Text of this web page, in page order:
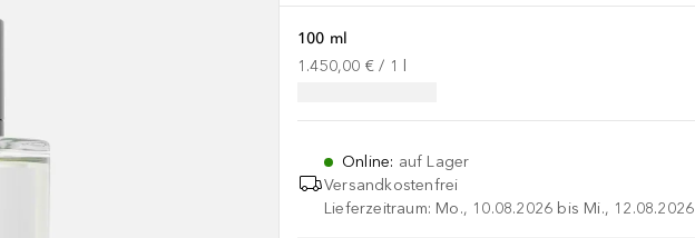
100 ml
1.450,00 € / 1
Online: auf Lager
Versandkostenfrei
Lieferzeitraum: Mo., 10.08.2026 bis Mi., 12.08.2026